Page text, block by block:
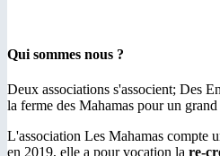
Qui sommes nous ?
Deux associations s'associent; Des
la ferme des Mahamas pour un
L'association Les Mahamas compte
en 2019, elle a pour vocation la re-